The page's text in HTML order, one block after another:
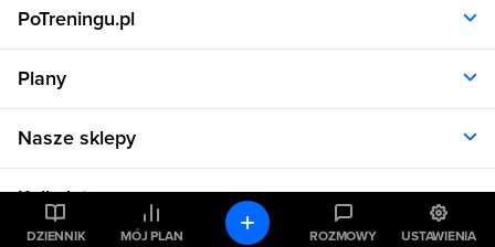
DZIENNIK MÓJ PLAN ROZMOWY USTAWIENIA
PoTreningu.pl
Polityka prywatności
Regulamin
RODO
Aplikacja
Dane kontaktowe
Plany
Plany dla kobiet
Plany dla mężczyzn
Plany dietetyczne
Plany treningowe
Nasze sklepy
Allnutrition.pl
Allnutrition.cz
Kalkulatory
Kalkulator BMI